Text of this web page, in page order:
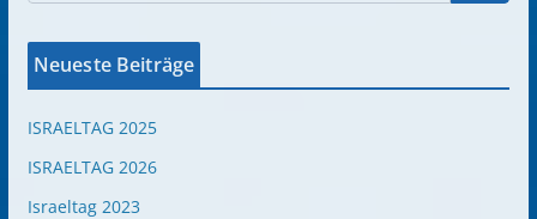
Neueste Beiträge
ISRAELTAG 2025
ISRAELTAG 2026
Israeltag 2023